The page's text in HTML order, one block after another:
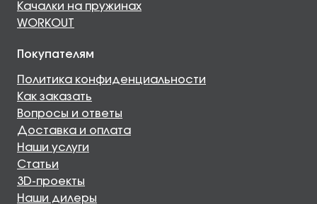
Качалки на пружинах
WORKOUT
Покупателям
Политика конфиденциальности
Как заказать
Вопросы и ответы
Доставка и оплата
Наши услуги
Статьи
3D-проекты
Наши дилеры